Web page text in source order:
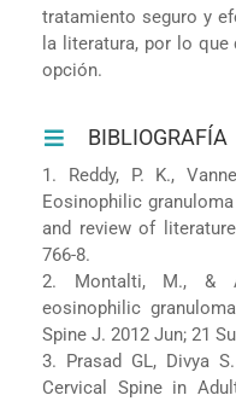
tratamiento seguro y
la literatura, por lo
opción.
BIBLIOGRAFÍA
1. Reddy, P. K.,
Eosinophilic
and review of
766-8.
2. Montalti, M., &
eosinophilic
Spine J. 2012 Jun; 21
3. Prasad GL, Divya
Cervical Spine in